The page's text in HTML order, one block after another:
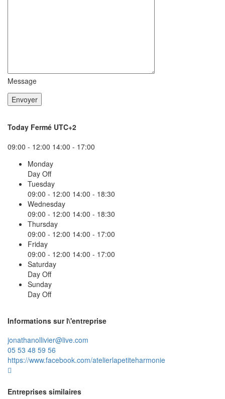
Message
Today Fermé UTC+2
09:00 - 12:00 14:00 - 17:00
Monday
Day Off
Tuesday
09:00 - 12:00 14:00 - 18:30
Wednesday
09:00 - 12:00 14:00 - 18:30
Thursday
09:00 - 12:00 14:00 - 17:00
Friday
09:00 - 12:00 14:00 - 17:00
Saturday
Day Off
Sunday
Day Off
Informations sur l\'entreprise
jonathanollivier@live.com
05 53 48 59 56
https://www.facebook.com/atelierlapetiteharmonie
Entreprises similaires